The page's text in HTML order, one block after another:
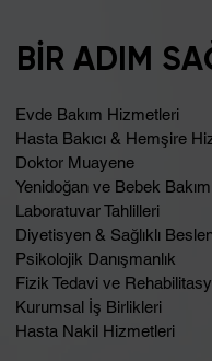
BİR ADIM
Evde Bakım Hizmetleri
Hasta Bakıcı & Hemşire
Doktor Muayene
Yenidoğan ve Bebek
Laboratuvar Tahlilleri
Diyetisyen & Sağlıklı
Psikolojik Danışmanlık
Fizik Tedavi ve
Kurumsal İş Birlikleri
Hasta Nakil Hizmetleri